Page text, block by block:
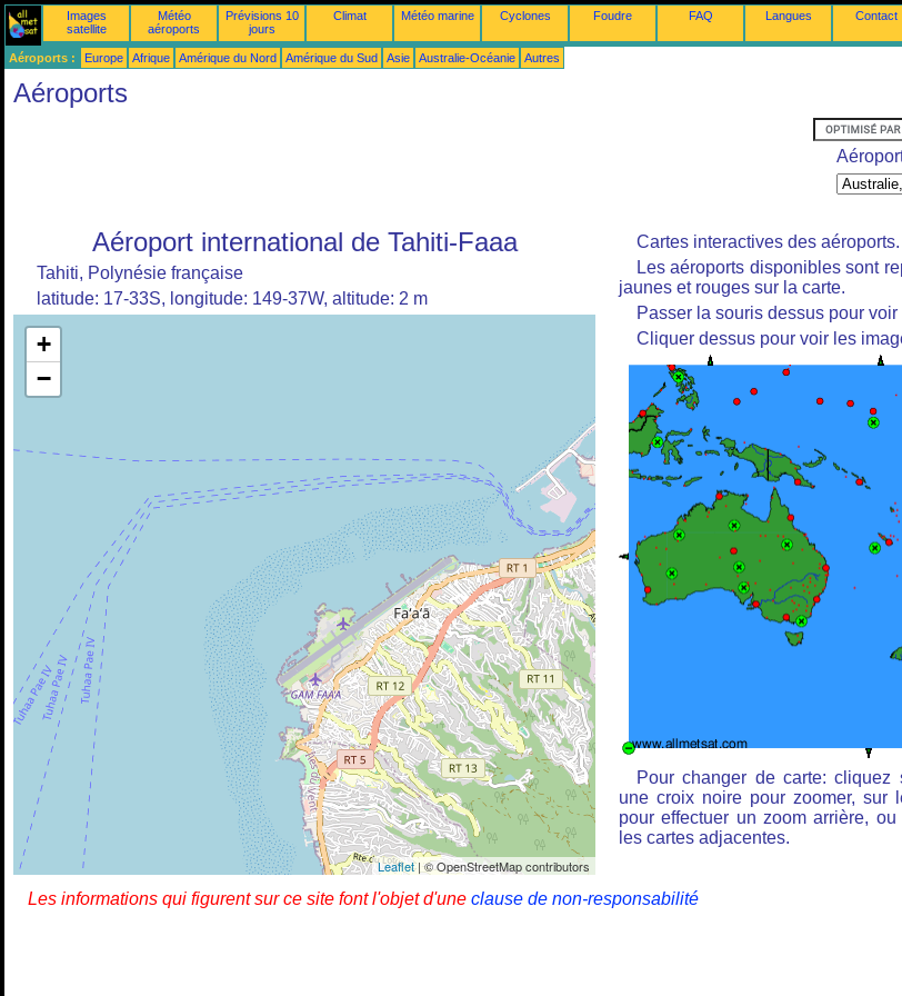
Images
satellite
Météo
aéroports
Prévisions 10
jours
Climat Météo marine Cyclones Foudre FAQ Langues Contact
Aéroports : Europe Afrique Amérique du Nord Amérique du Sud Asie Australie-Océanie Autres
Aéroports
Aéroport international de Tahiti-Faaa
Tahiti, Polynésie française
latitude: 17-33S, longitude: 149-37W, altitude: 2 m
+
−
Leaflet| © OpenStreetMap contributors
Cartes interactives des aéroports.
Les aéroports disponibles sont
jaunes et rouges sur la carte.
Passer la souris dessus pour
Cliquer dessus pour voir les
Pour changer de carte:
une croix noire pour zoomer, sur
pour effectuer un zoom arrière,
les cartes adjacentes.
Les informations qui figurent sur ce site font l'objet d'une clause de non-responsabilité